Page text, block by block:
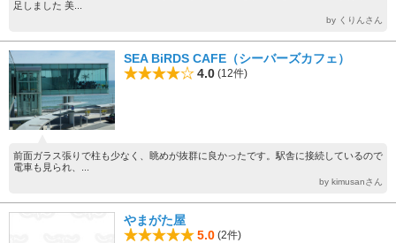
足しました 美...
by くりんさん
SEA BiRDS CAFE（シーバーズカフェ）
4.0 (12件)
前面ガラス張りで柱も少なく、眺めが抜群に良かったです。駅舎に接続しているので
電車も見られ、...
by kimusanさん
やまがた屋
5.0 (2件)